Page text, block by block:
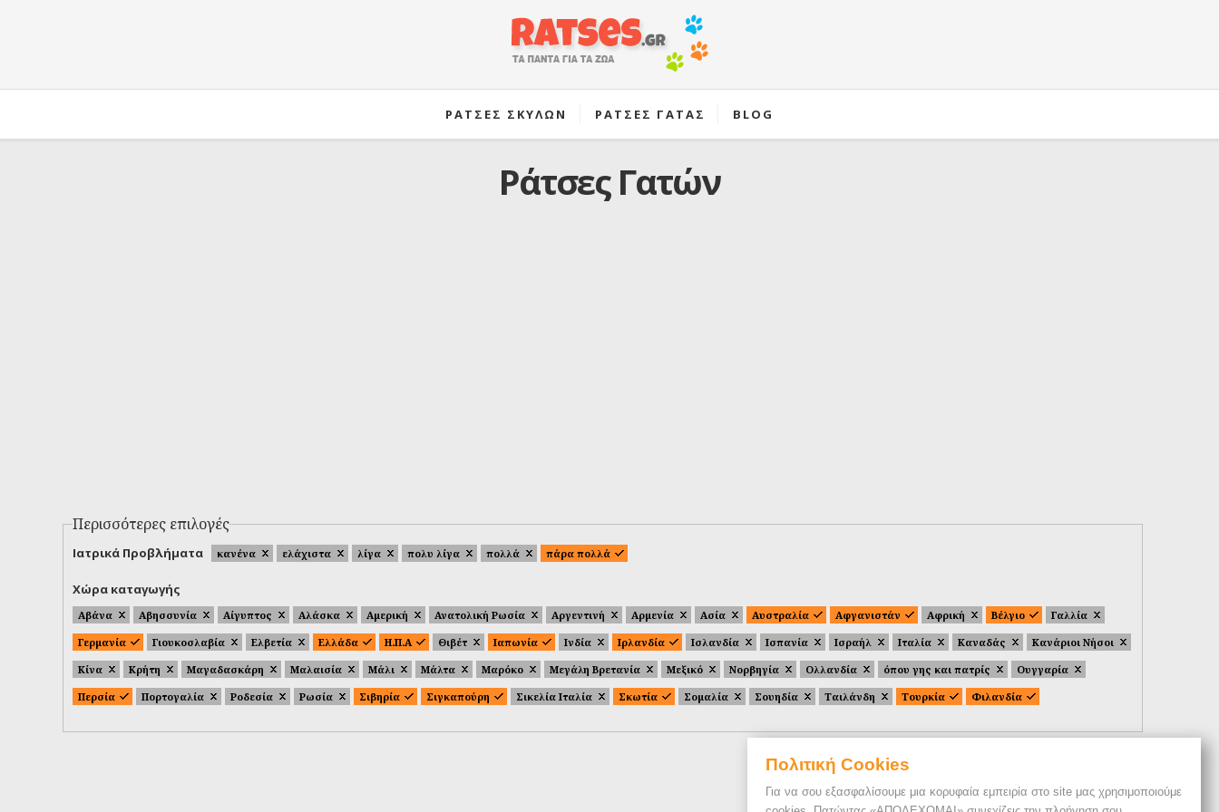
Πολιτική Cookies
Για να σου εξασφαλίσουμε μια κορυφαία εμπειρία στο site μας χρησιμοποιούμε
ΡΑΤΣΕΣ ΣΚΥΛΩΝ ΡΑΤΣΕΣ ΓΑΤΑΣ BLOG
Ράτσες Γατών
Περισσότερες επιλογές
Ιατρικά Προβλήματα κανένα ελάχιστα λίγα πολυ λίγα πολλά πάρα πολλά
Χώρα καταγωγής
Αβάνα Αβησσυνία Αίγυπτος Αλάσκα Αμερική Ανατολική Ρωσία Αργεντινή Αρμενία Ασία Αυστραλία Αφγανιστάν Αφρική Βέλγιο
Γαλλία
Γερμανία
Γιουκοσλαβία Ελβετία Ελλάδα Η.Π.Α Θιβέτ Ιαπωνία Ινδία Ιρλανδία Ισλανδία Ισπανία Ισραήλ Ιταλία Καναδάς
Κανάριοι Νήσοι
Κίνα
Κρήτη Μαγαδασκάρη Μαλαισία Μάλι Μάλτα Μαρόκο Μεγάλη Βρετανία Μεξικό Νορβηγία Ολλανδία όπου γης και πατρίς
Ουγγαρία
Περσία
Πορτογαλία Ροδεσία Ρωσία Σιβηρία Σιγκαπούρη Σικελία Ιταλία Σκωτία Σομαλία Σουηδία Ταιλάνδη Τουρκία Φιλανδία